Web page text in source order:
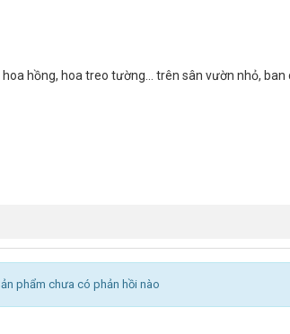
hồng, hoa treo tường… trên sân vườn nhỏ,
phẩm chưa có phản hồi nào